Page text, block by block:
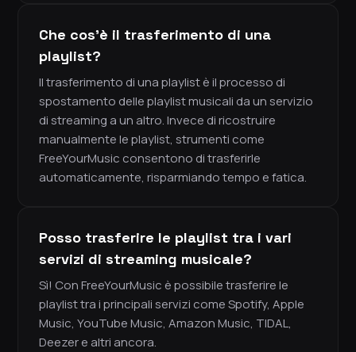
Che cos'è il trasferimento di una
playlist?
Il trasferimento di una playlist è il processo di
spostamento delle playlist musicali da un servizio
di streaming a un altro. Invece di ricostruire
manualmente le playlist, strumenti come
FreeYourMusic consentono di trasferirle
automaticamente, risparmiando tempo e fatica.
Posso trasferire le playlist tra i vari
servizi di streaming musicale?
Sì! Con FreeYourMusic è possibile trasferire le
playlist tra i principali servizi come Spotify, Apple
Music, YouTube Music, Amazon Music, TIDAL,
Deezer e altri ancora.